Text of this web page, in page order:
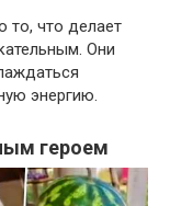
то, что делает
Они
энергию.
героем